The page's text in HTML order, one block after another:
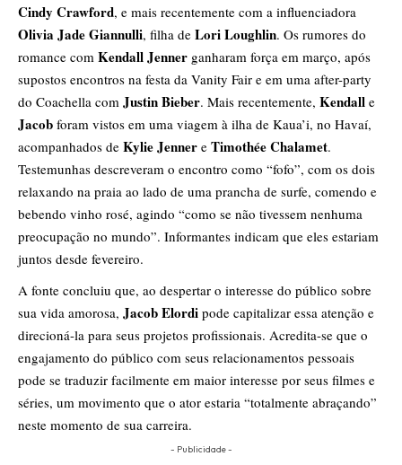
Cindy Crawford, e mais recentemente com a influenciadora
Olivia Jade Giannulli, filha de Lori Loughlin. Os rumores do
romance com Kendall Jenner ganharam força em março, após
supostos encontros na festa da Vanity Fair e em uma after-party
do Coachella com Justin Bieber. Mais recentemente, Kendall e
Jacob foram vistos em uma viagem à ilha de Kaua’i, no Havaí,
acompanhados de Kylie Jenner e Timothée Chalamet.
Testemunhas descreveram o encontro como “fofo”, com os dois
relaxando na praia ao lado de uma prancha de surfe, comendo e
bebendo vinho rosé, agindo “como se não tivessem nenhuma
preocupação no mundo”. Informantes indicam que eles estariam
juntos desde fevereiro.
A fonte concluiu que, ao despertar o interesse do público sobre
sua vida amorosa, Jacob Elordi pode capitalizar essa atenção e
direcioná-la para seus projetos profissionais. Acredita-se que o
engajamento do público com seus relacionamentos pessoais
pode se traduzir facilmente em maior interesse por seus filmes e
séries, um movimento que o ator estaria “totalmente abraçando”
neste momento de sua carreira.
- Publicidade -